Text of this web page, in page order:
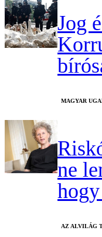
Jog
MAGYAR
ne
AZ ALVILÁG